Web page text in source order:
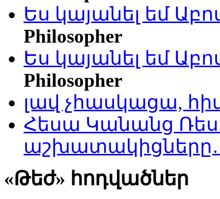
Ես կայանել եմ
Philosopher
Ես կայանել եմ
Philosopher
լավ չհասկացա,
Հեսա Կանանց
«Թեժ» հոդվածներ